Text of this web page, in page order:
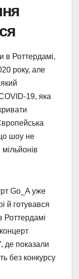
в Роттердамі,
року, але
19, яка
шоу не
Go_A уже
й готувався
Роттердамі
де показали
без конкурсу